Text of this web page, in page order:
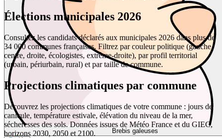
Brebis galeuses
Élections municipales 2026
Consultez les candidats déclarés aux municipales 2026 dans plus de
34 000 communes françaises. Filtrez par couleur politique (gauche,
centre, droite, écologistes, extrême-droite), par profil territorial
(urbain, périurbain, rural) et par taille de commune.
Projections climatiques par commune
Découvrez les projections climatiques de votre commune : jours de
canicule, température estivale, élévation du niveau de la mer,
sécheresses des sols. Données issues de Météo France et du GIEC,
horizons 2030, 2050 et 2100.